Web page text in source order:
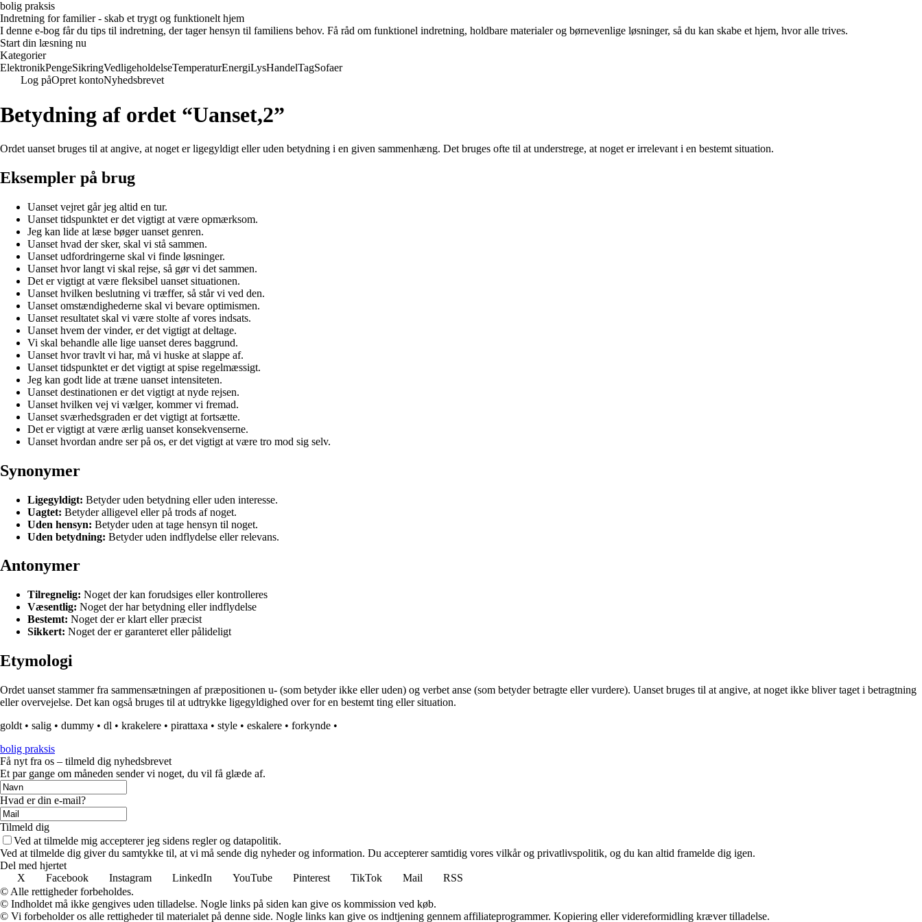
bolig praksis
Indretning for familier - skab et trygt og funktionelt hjem
I denne e-bog får du tips til indretning, der tager hensyn til familiens behov. Få råd om funktionel indretning, holdbare materialer og børnevenlige løsninger, så du kan skabe et hjem, hvor alle trives.
Start din læsning nu
Kategorier
ElektronikPengeSikringVedligeholdelseTemperaturEnergiLysHandelTagSofaer
Log påOpret kontoNyhedsbrevet
Betydning af ordet “Uanset,2”
Ordet uanset bruges til at angive, at noget er ligegyldigt eller uden betydning i en given sammenhæng. Det bruges ofte til at understrege, at noget er irrelevant i en bestemt situation.
Eksempler på brug
Uanset vejret går jeg altid en tur.
Uanset tidspunktet er det vigtigt at være opmærksom.
Jeg kan lide at læse bøger uanset genren.
Uanset hvad der sker, skal vi stå sammen.
Uanset udfordringerne skal vi finde løsninger.
Uanset hvor langt vi skal rejse, så gør vi det sammen.
Det er vigtigt at være fleksibel uanset situationen.
Uanset hvilken beslutning vi træffer, så står vi ved den.
Uanset omstændighederne skal vi bevare optimismen.
Uanset resultatet skal vi være stolte af vores indsats.
Uanset hvem der vinder, er det vigtigt at deltage.
Vi skal behandle alle lige uanset deres baggrund.
Uanset hvor travlt vi har, må vi huske at slappe af.
Uanset tidspunktet er det vigtigt at spise regelmæssigt.
Jeg kan godt lide at træne uanset intensiteten.
Uanset destinationen er det vigtigt at nyde rejsen.
Uanset hvilken vej vi vælger, kommer vi fremad.
Uanset sværhedsgraden er det vigtigt at fortsætte.
Det er vigtigt at være ærlig uanset konsekvenserne.
Uanset hvordan andre ser på os, er det vigtigt at være tro mod sig selv.
Synonymer
Ligegyldigt: Betyder uden betydning eller uden interesse.
Uagtet: Betyder alligevel eller på trods af noget.
Uden hensyn: Betyder uden at tage hensyn til noget.
Uden betydning: Betyder uden indflydelse eller relevans.
Antonymer
Tilregnelig: Noget der kan forudsiges eller kontrolleres
Væsentlig: Noget der har betydning eller indflydelse
Bestemt: Noget der er klart eller præcist
Sikkert: Noget der er garanteret eller pålideligt
Etymologi
Ordet uanset stammer fra sammensætningen af præpositionen u- (som betyder ikke eller uden) og verbet anse (som betyder betragte eller vurdere). Uanset bruges til at angive, at noget ikke bliver taget i betragtning
eller overvejelse. Det kan også bruges til at udtrykke ligegyldighed over for en bestemt ting eller situation.
goldt • salig • dummy • dl • krakelere • pirattaxa • style • eskalere • forkynde •
bolig praksis
Få nyt fra os – tilmeld dig nyhedsbrevet
Et par gange om måneden sender vi noget, du vil få glæde af.
Hvad er din e-mail?
Tilmeld dig
Ved at tilmelde mig accepterer jeg sidens regler og datapolitik.
Ved at tilmelde dig giver du samtykke til, at vi må sende dig nyheder og information. Du accepterer samtidig vores vilkår og privatlivspolitik, og du kan altid framelde dig igen.
Del med hjertet
X
Facebook Instagram LinkedIn YouTube Pinterest TikTok Mail
RSS
© Alle rettigheder forbeholdes.
© Indholdet må ikke gengives uden tilladelse. Nogle links på siden kan give os kommission ved køb.
© Vi forbeholder os alle rettigheder til materialet på denne side. Nogle links kan give os indtjening gennem affiliateprogrammer. Kopiering eller videreformidling kræver tilladelse.